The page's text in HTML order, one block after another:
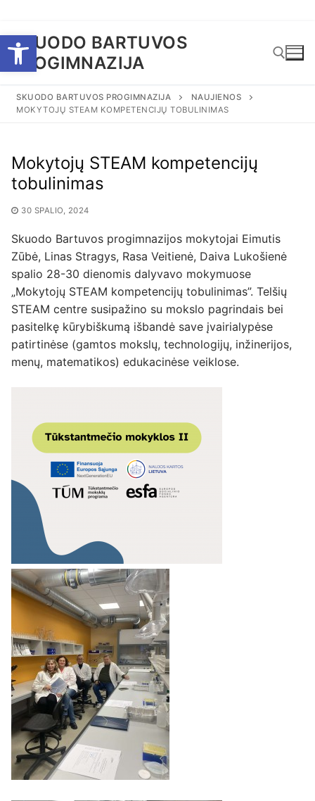
Open toolbar
prie
turinio
SKUODO BARTUVOS
PROGIMNAZIJA
Ieškoti:
SKUODO BARTUVOS PROGIMNAZIJA
NAUJIENOS
MOKYTOJŲ STEAM KOMPETENCIJŲ TOBULINIMAS
Mokytojų STEAM kompetencijų
tobulinimas
30 SPALIO, 2024
Skuodo Bartuvos progimnazijos mokytojai Eimutis
Zūbė, Linas Stragys, Rasa Veitienė, Daiva Lukošienė
spalio 28-30 dienomis dalyvavo mokymuose
„Mokytojų STEAM kompetencijų tobulinimas”. Telšių
STEAM centre susipažino su mokslo pagrindais bei
pasitelkę kūrybiškumą išbandė save įvairialypėse
patirtinėse (gamtos mokslų, technologijų, inžinerijos,
menų, matematikos) edukacinėse veiklose.